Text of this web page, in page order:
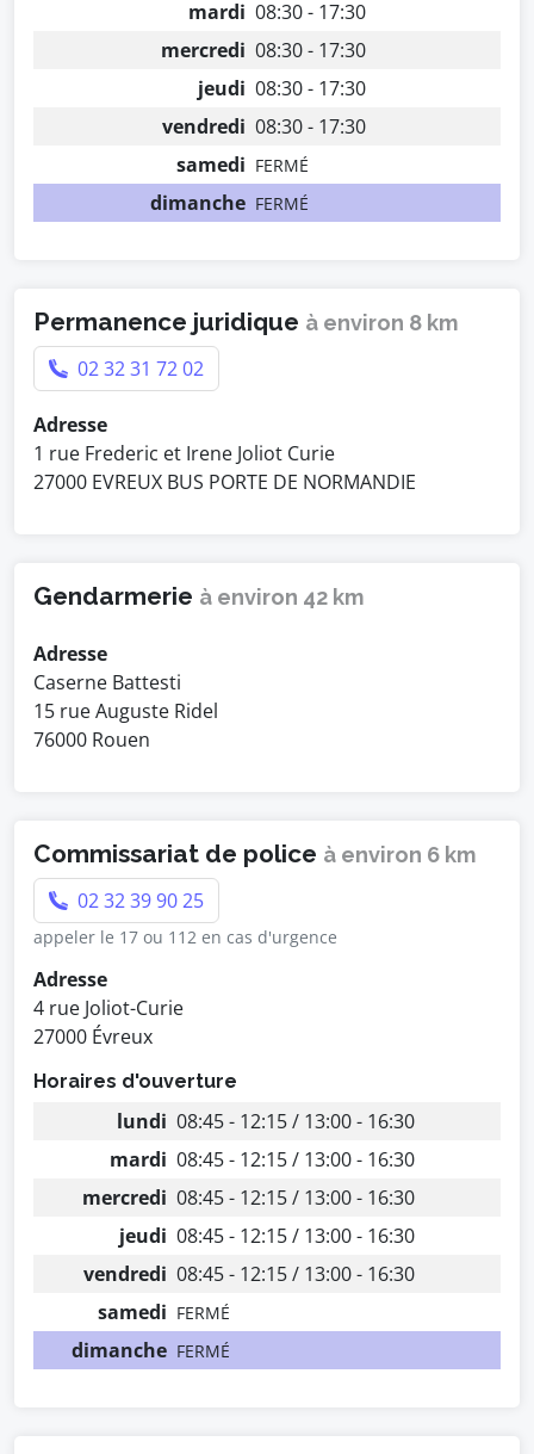
mardi 08:30 - 17:30
mercredi 08:30 - 17:30
jeudi 08:30 - 17:30
vendredi 08:30 - 17:30
samedi FERMÉ
dimanche FERMÉ
Permanence juridique à environ 8 km
02 32 31 72 02
Adresse
1 rue Frederic et Irene Joliot Curie
27000 EVREUX BUS PORTE DE NORMANDIE
Gendarmerie à environ 42 km
Adresse
Caserne Battesti
15 rue Auguste Ridel
76000 Rouen
Commissariat de police à environ 6 km
02 32 39 90 25
appeler le 17 ou 112 en cas d'urgence
Adresse
4 rue Joliot-Curie
27000 Évreux
Horaires d'ouverture
lundi 08:45 - 12:15 / 13:00 - 16:30
mardi 08:45 - 12:15 / 13:00 - 16:30
mercredi 08:45 - 12:15 / 13:00 - 16:30
jeudi 08:45 - 12:15 / 13:00 - 16:30
vendredi 08:45 - 12:15 / 13:00 - 16:30
samedi FERMÉ
dimanche FERMÉ